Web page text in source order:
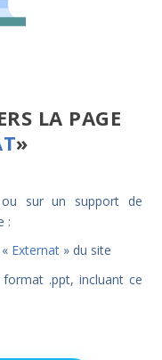
LA PAGE
»
sur un support de
:
Externat » du site
.ppt, incluant ce